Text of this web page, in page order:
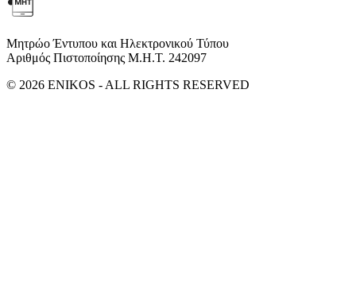
Μητρώο Έντυπου και Ηλεκτρονικού Τύπου
Αριθμός Πιστοποίησης Μ.Η.Τ. 242097
© 2026 ENIKOS - ALL RIGHTS RESERVED